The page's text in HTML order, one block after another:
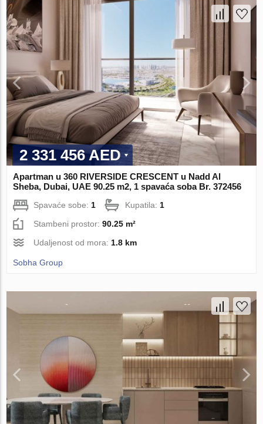
2 331 456 AED
Apartman u 360 RIVERSIDE CRESCENT u Nadd Al
Sheba, Dubai, UAE 90.25 m2, 1 spavaća soba Br. 372456
Spavaće sobe: 1 Kupatila: 1
Stambeni prostor:90.25 m²
Udaljenost od mora: 1.8 km
Sobha Group